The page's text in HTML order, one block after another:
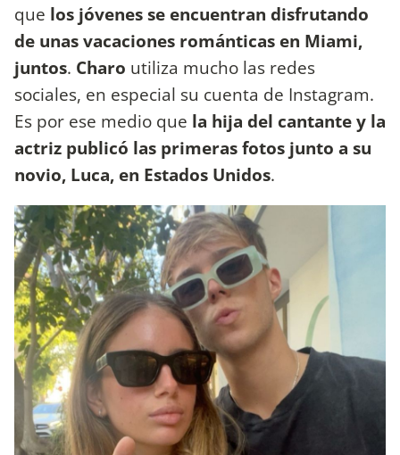
que los jóvenes se encuentran disfrutando
de unas vacaciones románticas en Miami,
juntos. Charo utiliza mucho las redes
sociales, en especial su cuenta de Instagram.
Es por ese medio que la hija del cantante y la
actriz publicó las primeras fotos junto a su
novio, Luca, en Estados Unidos.